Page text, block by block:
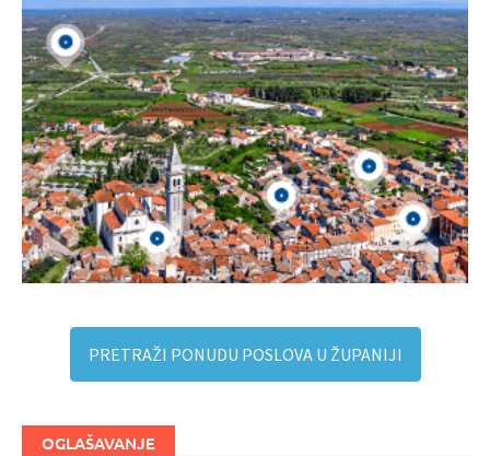
PRETRAŽI PONUDU POSLOVA U ŽUPANIJI
OGLAŠAVANJE